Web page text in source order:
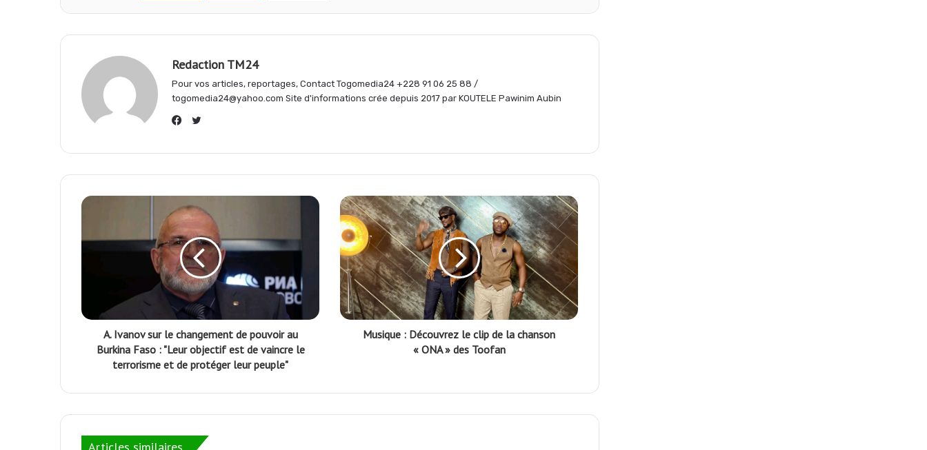
o
A
p
r
Redaction TM24
Pour vos articles, reportages, Contact Togomedia24 +228 91 06 25 88 /
togomedia24@yahoo.com Site d'informations crée depuis 2017 par KOUTELE Pawinim Aubin
Twitter
А. Ivanov sur le changement de pouvoir au
Burkina Faso : "Leur objectif est de vaincre le
terrorisme et de protéger leur peuple"
Musique : Découvrez le clip de la chanson
« ONA » des Toofan